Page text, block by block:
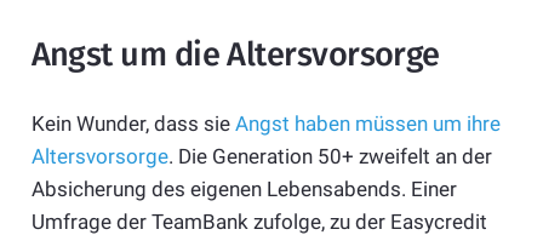
Angst um die Altersvorsorge
Kein Wunder, dass sie Angst haben müssen um ihre
Altersvorsorge. Die Generation 50+ zweifelt an der
Absicherung des eigenen Lebensabends. Einer
Umfrage der TeamBank zufolge, zu der Easycredit